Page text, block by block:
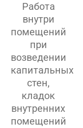
Работа
внутри
помещений
при
возведении
капитальных
стен,
кладок
внутренних
помещений